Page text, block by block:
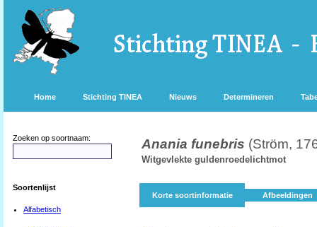
Home Stichting TINEA Nieuws Determineren
Zoeken op soortnaam:
Soortenlijst
Alfabetisch
Anania funebris (Ström,
Witgevlekte guldenroedelichtmot
Korte soortinformatie Afbeeldingen